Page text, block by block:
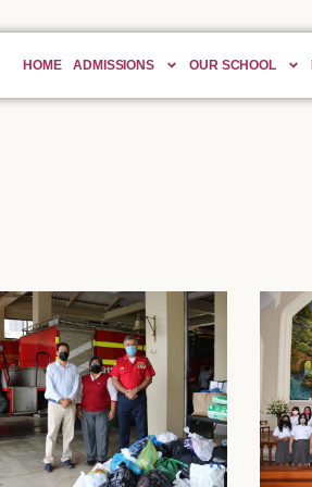
HOME ADMISSIONS OUR SCHOOL